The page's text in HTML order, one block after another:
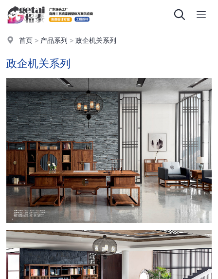
首页 > 产品系列 >政企机关系列
政企机关系列